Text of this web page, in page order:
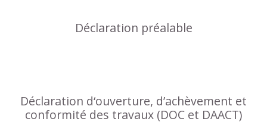
Déclaration préalable
Déclaration d‘ouverture, d’achèvement et
conformité des travaux (DOC et DAACT)